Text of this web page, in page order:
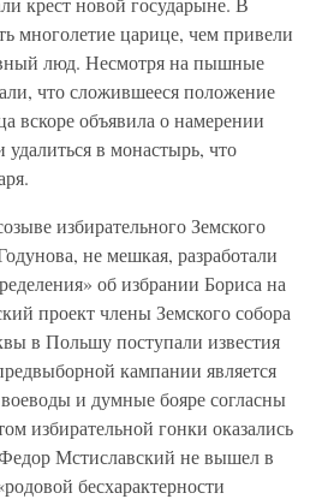
многолетие царице, чем привели
люд. Несмотря на пышные
что сложившееся положение
вскоре объявила о намерении
удалиться в монастырь, что
избирательного Земского
не мешкая, разработали
об избрании Бориса на
проект члены Земского собора
в Польшу поступали известия
кампании является
и думные бояре согласны
избирательной гонки оказались
Мстиславский не вышел в
бесхарактерности